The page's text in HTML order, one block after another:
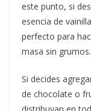
este punto, si
esencia de
perfecto para
masa sin grumos.
Si decides
de chocolate o